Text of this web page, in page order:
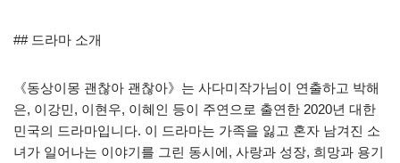
## 드라마 소개
《동상이몽 괜찮아 괜찮아》는 사다미작가님이 연출하고 박해
은, 이강민, 이현우, 이혜인 등이 주연으로 출연한 2020년 대한
민국의 드라마입니다. 이 드라마는 가족을 잃고 혼자 남겨진 소
녀가 일어나는 이야기를 그린 동시에, 사랑과 성장, 희망과 용기